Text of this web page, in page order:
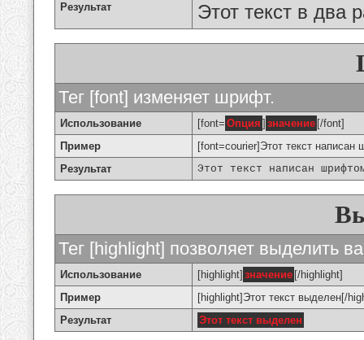
Результат
Этот текст в два
Тег [font] изменяет шрифт.
Использование [font= Опция ] значение [/font]
Пример
[font=courier]Этот текст
Результат
Этот текст написан
Тег [highlight] позволяет выделить
Использование [highlight] значение [/highlight]
Пример
[highlight]Этот текст выделен[/
Результат
Этот текст выделен